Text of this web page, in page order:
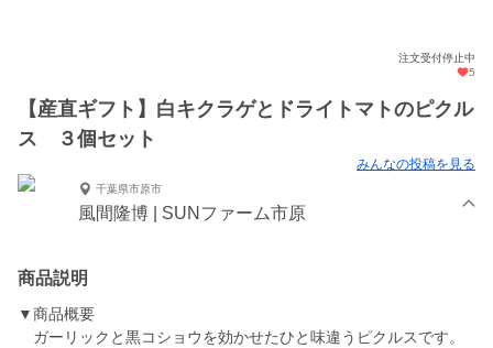
注文受付停止中
5
【産直ギフト】白キクラゲとドライトマトのピクル
ス ３個セット
みんなの投稿を見る
千葉県市原市
風間隆博 | SUNファーム市原
商品説明
▼商品概要
ガーリックと黒コショウを効かせたひと味違うピクルスです。